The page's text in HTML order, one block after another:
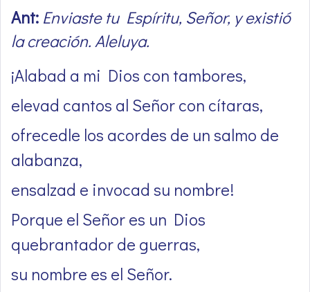
Ant: Enviaste tu Espíritu, Señor, y existió
la creación. Aleluya.
¡Alabad a mi Dios con tambores,
elevad cantos al Señor con cítaras,
ofrecedle los acordes de un salmo de
alabanza,
ensalzad e invocad su nombre!
Porque el Señor es un Dios
quebrantador de guerras,
su nombre es el Señor.